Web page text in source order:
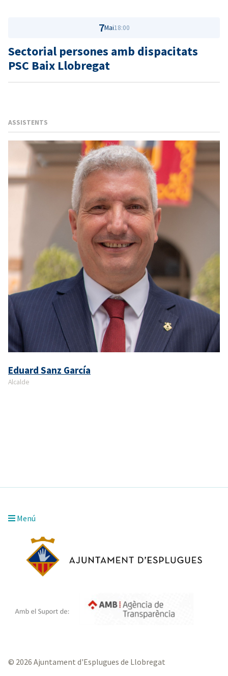
7Mai18:00
Sectorial persones amb dispacitats
PSC Baix Llobregat
ASSISTENTS
Eduard Sanz García
Alcalde
Menú
© 2026 Ajuntament d'Esplugues de Llobregat